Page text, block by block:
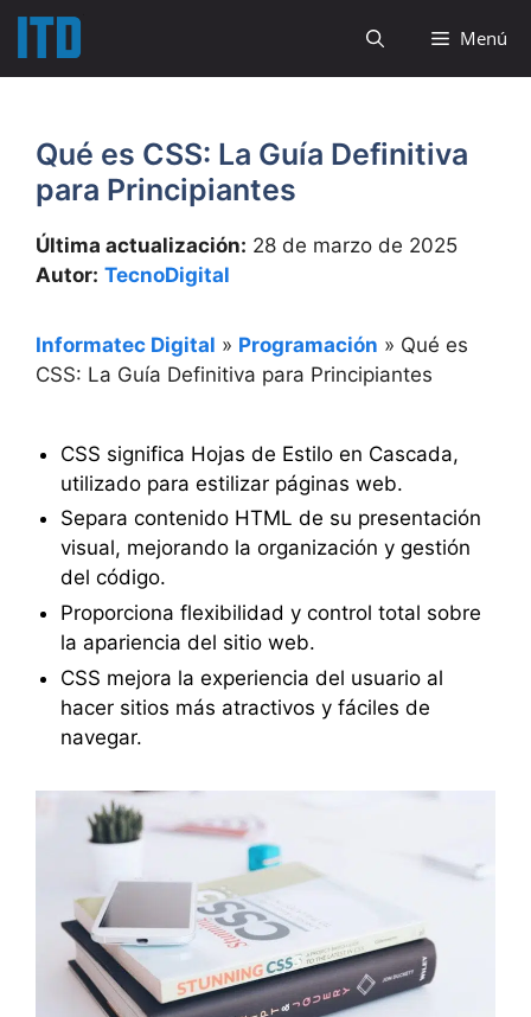
Saltar
contenido
Menú
Qué es CSS: La Guía Definitiva
para Principiantes
Última actualización: 28 de marzo de 2025
Autor: TecnoDigital
Informatec Digital » Programación » Qué es
CSS: La Guía Definitiva para Principiantes
CSS significa Hojas de Estilo en Cascada,
utilizado para estilizar páginas web.
Separa contenido HTML de su presentación
visual, mejorando la organización y gestión
del código.
Proporciona flexibilidad y control total sobre
la apariencia del sitio web.
CSS mejora la experiencia del usuario al
hacer sitios más atractivos y fáciles de
navegar.